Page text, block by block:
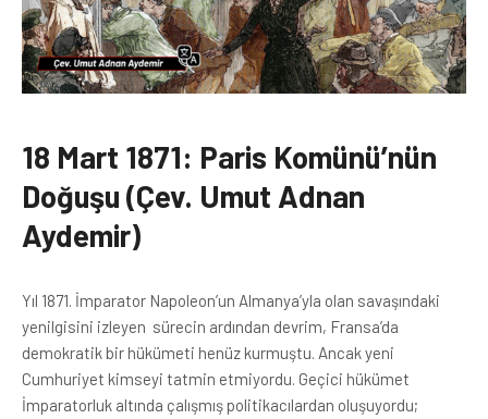
18 Mart 1871: Paris Komünü’nün
Doğuşu (Çev. Umut Adnan
Aydemir)
Yıl 1871. İmparator Napoleon’un Almanya’yla olan savaşındaki
yenilgisini izleyen sürecin ardından devrim, Fransa’da
demokratik bir hükümeti henüz kurmuştu. Ancak yeni
Cumhuriyet kimseyi tatmin etmiyordu. Geçici hükümet
İmparatorluk altında çalışmış politikacılardan oluşuyordu;